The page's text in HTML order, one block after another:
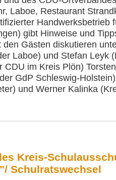
Laboe, Restaurant
Handwerksbetrieb
gibt Hinweise und
Gästen diskutieren
Laboe) und Stefan Leyk
CDU im Kreis Plön)
GdP Schleswig-
und Werner Kalinka
Kreis-
Schulratswechsel